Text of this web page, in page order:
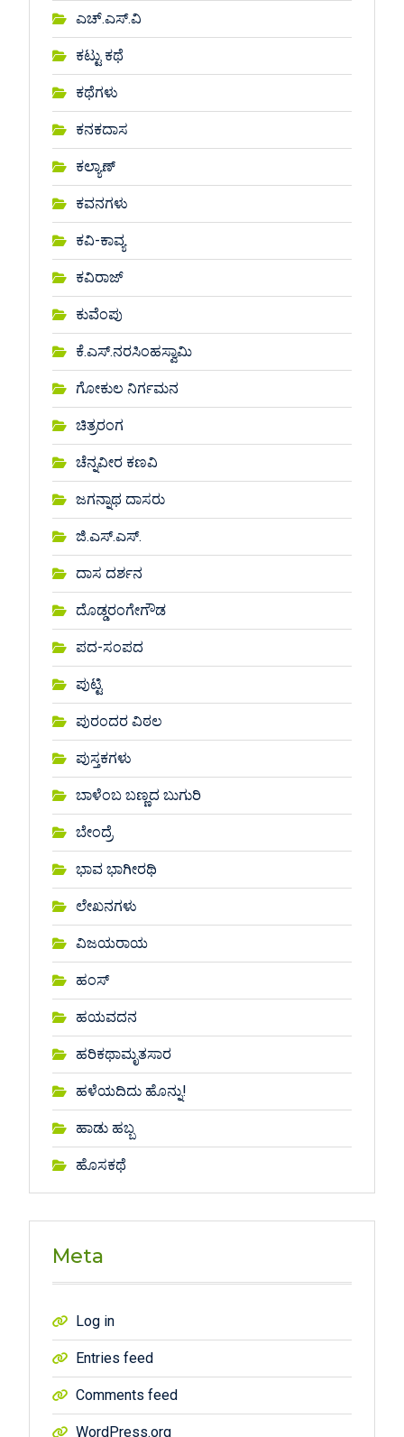
ಎಚ್.ಎಸ್.ವಿ
ಕಟ್ಟು ಕಥೆ
ಕಥೆಗಳು
ಕನಕದಾಸ
ಕಲ್ಯಾಣ್
ಕವನಗಳು
ಕವಿ-ಕಾವ್ಯ
ಕವಿರಾಜ್
ಕುವೆಂಪು
ಕೆ.ಎಸ್.ನರಸಿಂಹಸ್ವಾಮಿ
ಗೋಕುಲ ನಿರ್ಗಮನ
ಚಿತ್ರರಂಗ
ಚೆನ್ನವೀರ ಕಣವಿ
ಜಗನ್ನಾಥ ದಾಸರು
ಜಿ.ಎಸ್.ಎಸ್.
ದಾಸ ದರ್ಶನ
ದೊಡ್ಡರಂಗೇಗೌಡ
ಪದ-ಸಂಪದ
ಪುಟ್ಟಿ
ಪುರಂದರ ವಿಠಲ
ಪುಸ್ತಕಗಳು
ಬಾಳೆಂಬ ಬಣ್ಣದ ಬುಗುರಿ
ಬೇಂದ್ರೆ
ಭಾವ ಭಾಗೀರಥಿ
ಲೇಖನಗಳು
ವಿಜಯರಾಯ
ಹಂಸ್
ಹಯವದನ
ಹರಿಕಥಾಮೃತಸಾರ
ಹಳೆಯದಿದು ಹೊನ್ನು!
ಹಾಡು ಹಬ್ಬ
ಹೊಸಕಥೆ
Meta
Log in
Entries feed
Comments feed
WordPress.org